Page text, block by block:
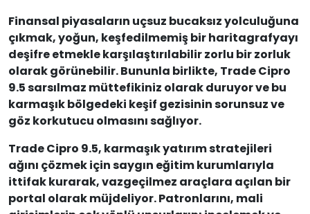
Finansal piyasaların uçsuz bucaksız yolculuğuna
çıkmak, yoğun, keşfedilmemiş bir haritagrafyayı
deşifre etmekle karşılaştırılabilir zorlu bir zorluk
olarak görünebilir. Bununla birlikte, Trade Cipro
9.5 sarsılmaz müttefikiniz olarak duruyor ve bu
karmaşık bölgedeki keşif gezisinin sorunsuz ve
göz korkutucu olmasını sağlıyor.
Trade Cipro 9.5, karmaşık yatırım stratejileri
ağını çözmek için saygın eğitim kurumlarıyla
ittifak kurarak, vazgeçilmez araçlara açılan bir
portal olarak müjdeliyor. Patronlarını, mali